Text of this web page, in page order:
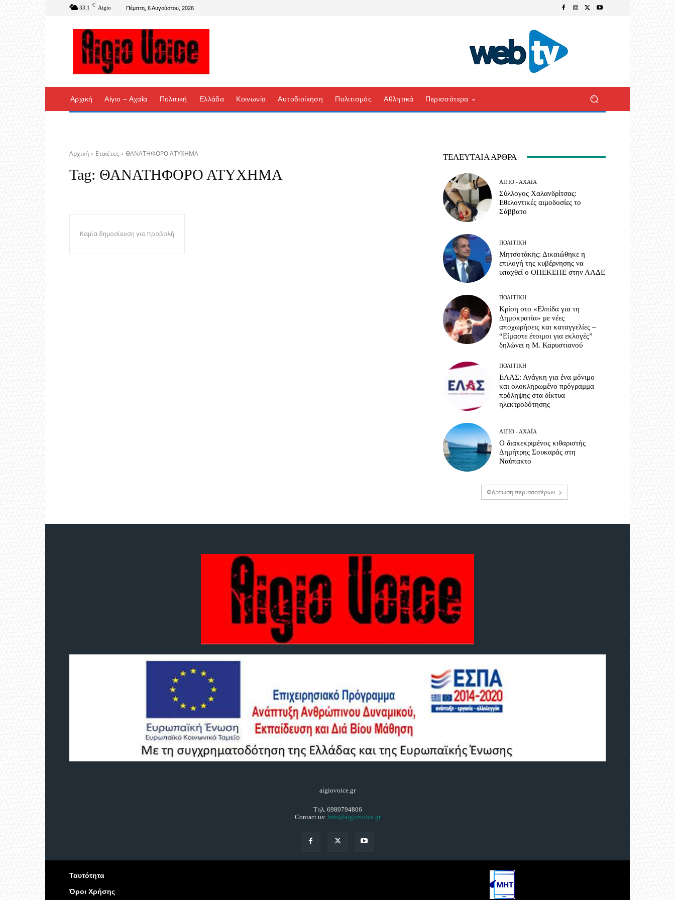
33.1 C Aigio Πέμπτη, 6 Αυγούστου, 2026
Αρχική Αίγιο – Αχαΐα Πολιτική Ελλάδα Κοινωνία Αυτοδιοίκηση Πολιτισμός Αθλητικά Περισσότερα
Αρχική Ετικέτες ΘΑΝΑΤΗΦΟΡΟ ΑΤΥΧΗΜΑ
Tag: ΘΑΝΑΤΗΦΟΡΟ ΑΤΥΧΗΜΑ
Καμία δημοσίευση για προβολή
ΤΕΛΕΥΤΑΊΑ ΆΡΘΡΑ
ΑΊΓΙΟ - ΑΧΑΪ́Α
Σύλλογος Χαλανδρίτσας:
Εθελοντικές αιμοδοσίες το
Σάββατο
ΠΟΛΙΤΙΚΉ
Μητσοτάκης: Δικαιώθηκε η
επιλογή της κυβέρνησης να
υπαχθεί ο ΟΠΕΚΕΠΕ στην ΑΑΔΕ
ΠΟΛΙΤΙΚΉ
Κρίση στο «Ελπίδα για τη
Δημοκρατία» με νέες
αποχωρήσεις και καταγγελίες –
“Είμαστε έτοιμοι για εκλογές”
δηλώνει η Μ. Καρυστιανού
ΠΟΛΙΤΙΚΉ
ΕΛΑΣ: Ανάγκη για ένα μόνιμο
και ολοκληρωμένο πρόγραμμα
πρόληψης στα δίκτυα
ηλεκτροδότησης
ΑΊΓΙΟ - ΑΧΑΪ́Α
Ο διακεκριμένος κιθαριστής
Δημήτρης Σουκαράς στη
Ναύπακτο
Φόρτωση περισσοτέρων
aigiovoice.gr
Τηλ. 6980794806
Contact us: info@aigiovoice.gr
Ταυτότητα
Όροι Χρήσης